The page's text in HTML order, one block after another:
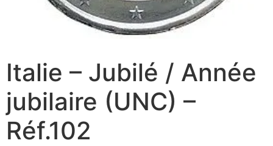
Italie – Jubilé / Année
jubilaire (UNC) –
Réf.102